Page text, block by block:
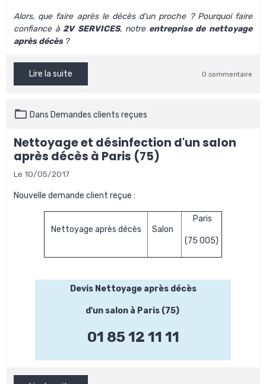
Alors, que faire après le décès d'un proche ? Pourquoi faire
confiance à2V SERVICES, notre entreprise de nettoyage
après décès ?
Lire la suite 0 commentaire
Dans Demandes clients reçues
Nettoyage et désinfection d'un salon
après décès à Paris (75)
Le 10/05/2017
Nouvelle demande client reçue :
Nettoyage après décès Salon
Paris
(75 005)
Devis Nettoyage après décès
d'un salon à Paris (75)
01 85 12 11 11